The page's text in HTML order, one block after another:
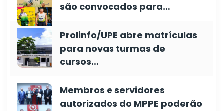
são convocados para…
Prolinfo/UPE abre matrículas
para novas turmas de
cursos…
Membros e servidores
autorizados do MPPE poderão